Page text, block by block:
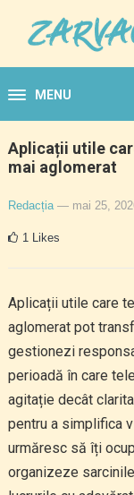
MENU
Aplicații utile
mai aglomerat
Redacția — mai 25,
1 Likes
Aplicații utile care
aglomerat pot
gestionezi
perioadă în care
agitație decât
pentru a simplifica
urmăresc să îți
organizeze